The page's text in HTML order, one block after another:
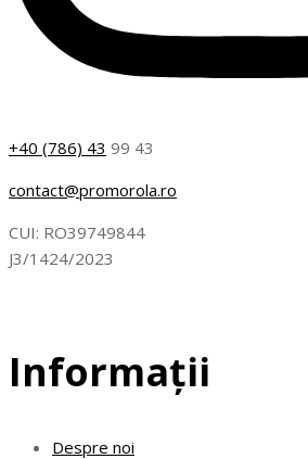
+40 (786) 43 99 43
contact@promorola.ro
CUI: RO39749844
J3/1424/2023
Informații
Despre noi